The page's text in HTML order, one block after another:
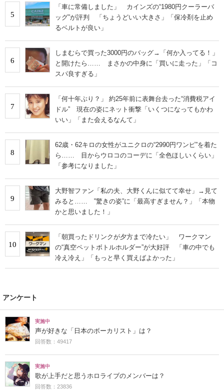
5
「車に常備しました」 カインズの“1980円クーラーバ
ッグ”が評判 「ちょうどいい大きさ」「保冷剤を止め
るベルトが良い」
6
しまむらで買った3000円のバッグ→「何か入ってる！」
と開けたら…… まさかの中身に「買いに走った」「コ
スパ良すぎる」
7
「何十年ぶり？」 約25年前に表舞台去った“消費税アイ
ドル” 現在の姿にネット衝撃「いくつになってもかわ
いい」「また会えるなんて」
8
62歳・62キロの女性がユニクロの“2990円ワンピ”を着た
ら…… 目からウロコのコーデに「全色ほしいくらい」
「参考になりました」
9
大野智ファン「私の夫、大野くんに似てて幸せ」→見て
みると…… ‟驚きの姿”に「最高すぎません？」「本物
かと思いました！」
10
「朝買ったドリンクが夕方まで冷たい」 ワークマン
の“真空ペットボトルホルダー”が大好評 「車の中でも
冷え冷え」「もっと早く買えばよかった」
アンケート
実施中
声が好きな「日本のボーカリスト」は？
回答数：49417
実施中
歌が上手だと思うホロライブのメンバーは？
回答数：23836